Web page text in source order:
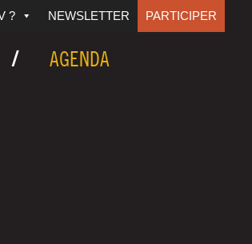
? NEWSLETTER PARTICIPER
AGENDA